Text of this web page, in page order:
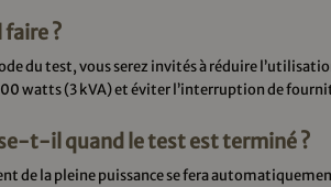
?
du test, vous serez invités à réduire
watts (3 kVA) et éviter l’interruption de
t-il quand le test est terminé ?
de la pleine puissance se fera